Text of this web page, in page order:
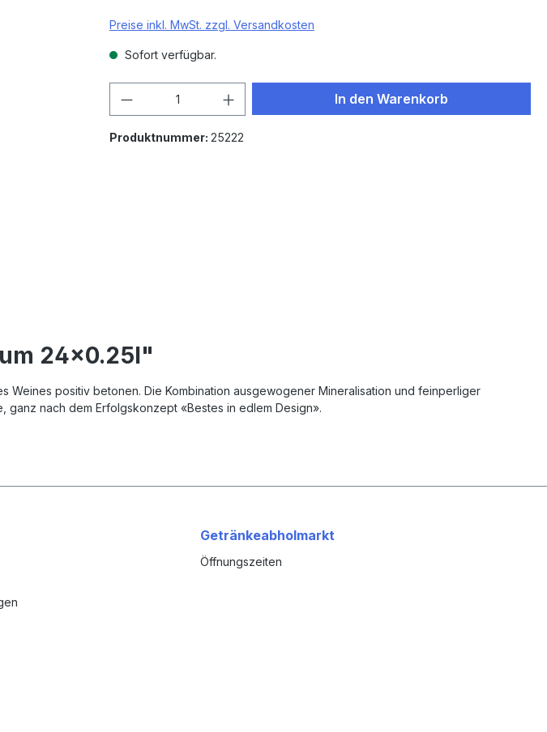
Preise inkl. MwSt. zzgl. Versandkosten
Sofort verfügbar.
Produkt Anzahl: Gib den gewünschten Wert
In den Warenkorb
Produktnummer: 25222
24x0.25l"
Weines positiv betonen. Die Kombination ausgewogener Mineralisation und feinperliger
ganz nach dem Erfolgskonzept «Bestes in edlem Design».
Getränkeabholmarkt
Öffnungszeiten